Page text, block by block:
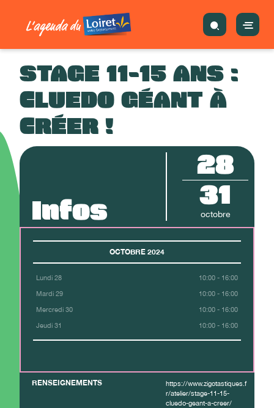
STAGE 11-15 ANS :
CLUEDO GÉANT À
CRÉER !
Infos
28
31
octobre
OCTOBRE 2024
Lundi 28 10:00 - 16:00
Mardi 29 10:00 - 16:00
Mercredi 30 10:00 - 16:00
Jeudi 31 10:00 - 16:00
RENSEIGNEMENTS
https://www.zigotastiques.f
r/atelier/stage-11-15-
cluedo-geant-a-creer/